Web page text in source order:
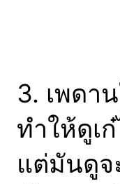
3. เพดา
ทำให้ดูเ
แต่มันดูจ